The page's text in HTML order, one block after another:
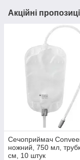
Акційні
Сечоприймач
ножний, 750 мл,
см, 10 штук